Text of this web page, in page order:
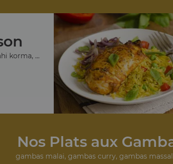
korma, ...
Nos Plats aux
gambas malai, gambas curry, gambas